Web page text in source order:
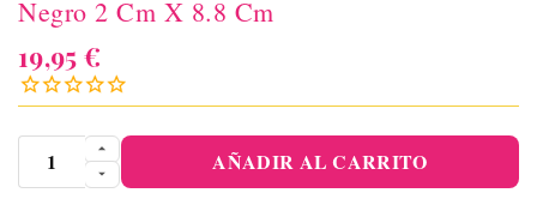
Negro 2 Cm X 8.8 Cm
19,95 €
AÑADIR AL CARRITO